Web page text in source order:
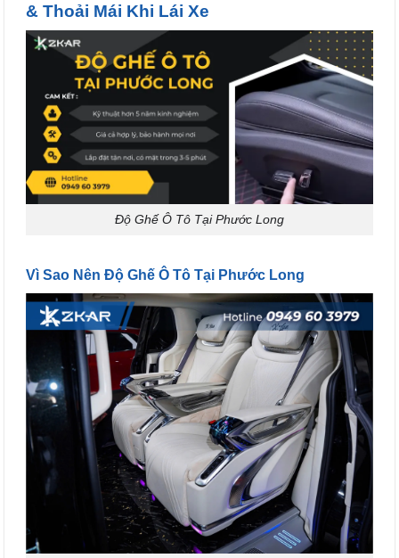
& Thoải Mái Khi Lái Xe
Độ Ghế Ô Tô Tại Phước Long
Vì Sao Nên Độ Ghế Ô Tô Tại Phước Long